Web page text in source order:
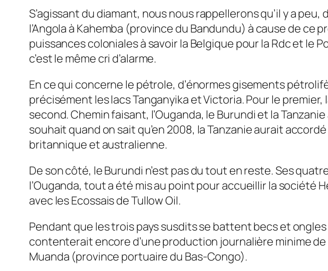
S’agissant du diamant, nous nous rappellerons qu’il y a
l’Angola à Kahemba (province du Bandundu) à cause de
puissances coloniales à savoir la Belgique pour la Rdc et le
c’est le même cri d’alarme.
En ce qui concerne le pétrole, d’énormes gisements
précisément les lacs Tanganyika et Victoria. Pour le
second. Chemin faisant, l’Ouganda, le Burundi et la
souhait quand on sait qu’en 2008, la Tanzanie aurait
britannique et australienne.
De son côté, le Burundi n’est pas du tout en reste. Ses
l’Ouganda, tout a été mis au point pour accueillir la
avec les Ecossais de Tullow Oil.
Pendant que les trois pays susdits se battent becs et
contenterait encore d’une production journalière minime
Muanda (province portuaire du Bas­-Congo).